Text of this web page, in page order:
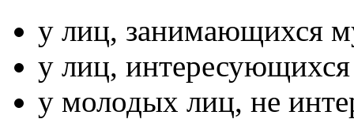
у лиц, занимающихся
у лиц,
у молодых лиц, не